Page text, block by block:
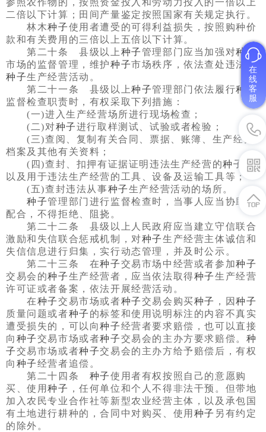
参照农作物的，按照资金投入和劳动力投入的一倍以上
二倍以下计算；田间产量鉴定按照国家有关规定执行。
林木种子使用者遭受的可得利益损失，按照购种价
款和有关费用的三倍以上五倍以下计算。
第二十条 县级以上种子管理部门应当加强对种子
市场的监督管理，维护种子市场秩序，依法查处违法的
种子生产经营活动。
第二十一条 县级以上种子管理部门依法履行种子
监督检查职责时，有权采取下列措施：
(一)进入生产经营场所进行现场检查；
(二)对种子进行取样测试、试验或者检验；
(三)查阅、复制有关合同、票据、账簿、生产经营
档案及其他有关资料；
(四)查封、扣押有证据证明违法生产经营的种子
，
以及用于违法生产经营的工具、设备及运输工具等；
(五)查封违法从事种子生产经营活动的场所。
种子管理部门进行监督检查时，当事人应当协助、
配合，不得拒绝、阻挠。
第二十二条 县级以上人民政府应当建立守信联合
激励和失信联合惩戒机制，对种子生产经营主体诚信和
失信信息进行归集，实行动态管理，并及时公示。
第二十三条 在种子交易市场中经营或者参加种子
交易会的种子生产经营者，应当依法取得种子生产经营
许可证或者备案，依法开展经营活动。
在种子交易市场或者种子交易会购买种子 ，因种子
质量问题或者种子 的标签和使用说明标注的内容不真实
遭受损失的，可以向种子经营者要求赔偿，也可以直接
向 种子交易市场或者种子交易会的主办方要求赔偿。 种
子交易市场或者种子交易会的主办方给予赔偿后，有权
向 种子经营者追偿。
第二十四条 种子使用者有权按照自己的意愿购
买、使用种子 ，任何单位和个人不得非法干预。但带地
加入农民专业合作社等新型农业经营主体，以及承包国
有土地进行耕种的，合同中对购买、使用 种子 另有约定
的除外。
在
线
客
服